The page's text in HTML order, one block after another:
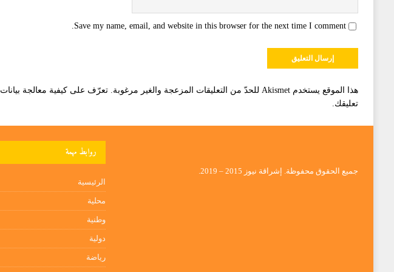
Save my name, email, and website in this browser for the next time I comment.
هذا الموقع يستخدم Akismet للحدّ من التعليقات المزعجة والغير مرغوبة.
تعرّف على كيفية معالجة بيانات
تعليقك.
جميع الحقوق محفوظة. إشراقة نيوز 2015 – 2019.
روابط مهمة
الرئيسية
محلية
وطنية
دولية
رياضة